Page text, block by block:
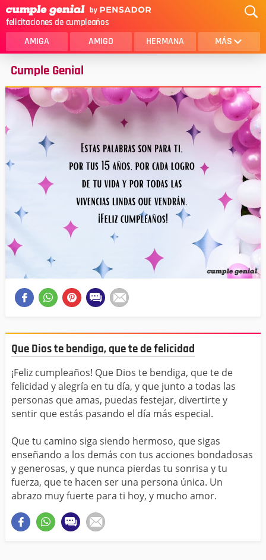
felicitaciones de cumpleaños
AMIGA AMIGO HERMANA MÁS
MAMA
CRISTIANOS
PRIMA
SOBRINA
HERMANO
HIJO
NOVIA
ESPOSO
CUÑADA
ALGUIEN ESPECIAL
PRIMO
TODAS LAS CATEGORÍAS
Cumple Genial
Que Dios te bendiga, que te de felicidad
¡Feliz cumpleaños! Que Dios te bendiga, que te de
felicidad y alegría en tu día, y que junto a todas las
personas que amas, puedas festejar, divertirte y
sentir que estás pasando el día más especial.
Que tu camino siga siendo hermoso, que sigas
enseñando a los demás con tus acciones bondadosas
y generosas, y que nunca pierdas tu sonrisa y tu
fuerza, que te hacen ser una persona única. Un
abrazo muy fuerte para ti hoy, y mucho amor.